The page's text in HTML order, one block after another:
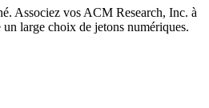
Associez vos ACM Research, Inc. à
large choix de jetons numériques.